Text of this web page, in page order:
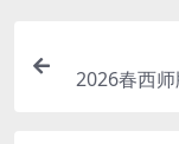
2026春西